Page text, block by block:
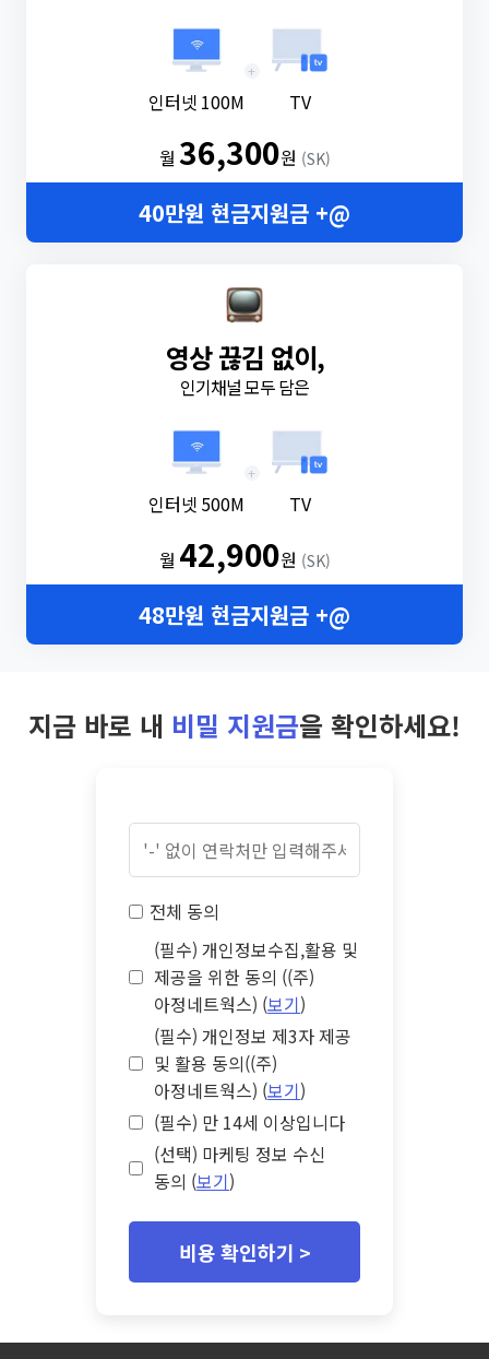
인터넷 100M
+
TV
월36,300원 (SK)
40만원 현금지원금 +@
영상 끊김 없이,
인기채널 모두 담은
인터넷 500M
+
TV
월 42,900원 (SK)
48만원 현금지원금 +@
지금 바로 내 비밀 지원금을 확인하세요!
전체 동의
(필수) 개인정보수집,활용 및
제공을 위한 동의 ((주)
아정네트웍스) (보기)
(필수) 개인정보 제3자 제공
및 활용 동의((주)
아정네트웍스) (보기)
(필수) 만 14세 이상입니다
(선택) 마케팅 정보 수신
동의 (보기)
비용 확인하기 >